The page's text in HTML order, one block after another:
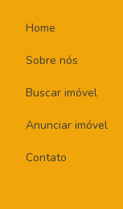
Home
Sobre nós
Buscar imóvel
Anunciar imóvel
Contato